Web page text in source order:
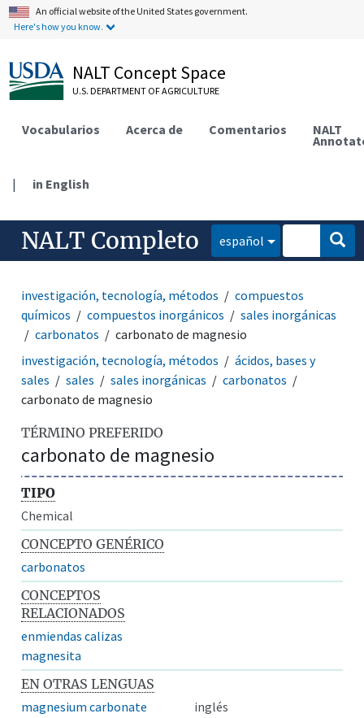
An official website of the United States government.
Here's how you know.
NALT Concept Space
U.S. DEPARTMENT OF AGRICULTURE
Vocabularios Acerca de Comentarios NALT
| in English
NALT Completo español
investigación, tecnología, métodos
compuestos
químicos
compuestos inorgánicos
sales inorgánicas
carbonatos
carbonato de magnesio
investigación, tecnología, métodos
ácidos, bases y
sales
sales sales inorgánicas
carbonatos
carbonato de magnesio
TÉRMINO PREFERIDO
carbonato de magnesio
TIPO
Chemical
CONCEPTO GENÉRICO
carbonatos
CONCEPTOS
RELACIONADOS
enmiendas calizas
magnesita
EN OTRAS LENGUAS
magnesium carbonate
inglés